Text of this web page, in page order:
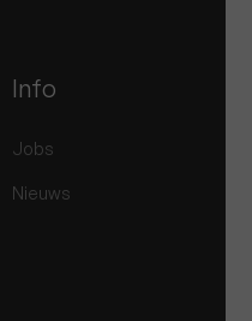
Info
Jobs
Nieuws